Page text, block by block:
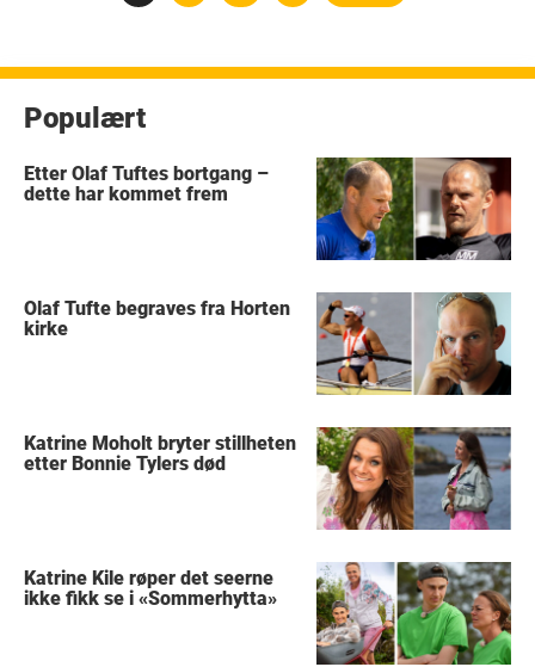
Populært
Etter Olaf Tuftes bortgang –
dette har kommet frem
Olaf Tufte begraves fra Horten
kirke
Katrine Moholt bryter stillheten
etter Bonnie Tylers død
Katrine Kile røper det seerne
ikke fikk se i «Sommerhytta»